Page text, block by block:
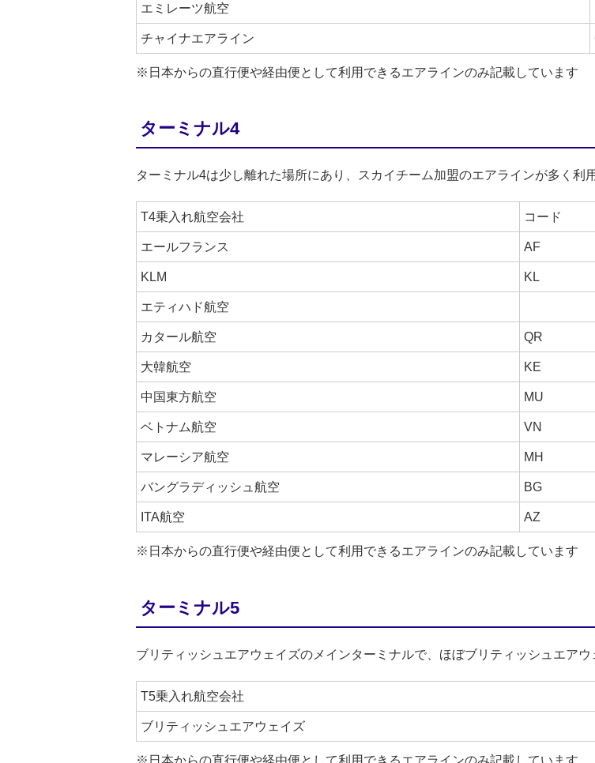
エミレーツ航空
チャイナエアライン
※日本からの直行便や経由便として利用できるエアラインのみ記載しています
ターミナル4
ターミナル4は少し離れた場所にあり、スカイチーム加盟のエアラインが多く利
T4乗入れ航空会社 コード
エールフランス AF
KLM KL
エティハド航空
カタール航空 QR
大韓航空 KE
中国東方航空 MU
ベトナム航空 VN
マレーシア航空 MH
バングラディッシュ航空 BG
ITA航空 AZ
※日本からの直行便や経由便として利用できるエアラインのみ記載しています
ターミナル5
ブリティッシュエアウェイズのメインターミナルで、ほぼブリティッシュエア
T5乗入れ航空会社
ブリティッシュエアウェイズ
※日本からの直行便や経由便として利用できるエアラインのみ記載しています